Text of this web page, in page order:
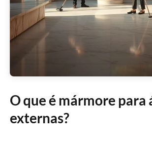
O que é mármore para
externas?